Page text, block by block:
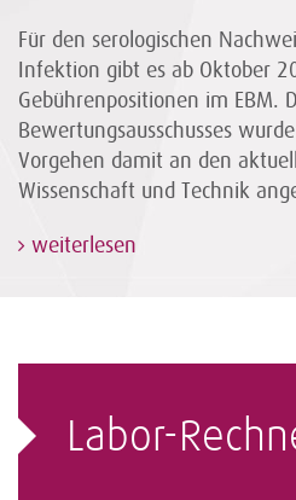
Für den serologischen
Infektion gibt es ab Oktober
Gebührenpositionen im EBM.
Bewertungsausschusses
Vorgehen damit an den
Wissenschaft und Technik
weiterlesen
Labor-